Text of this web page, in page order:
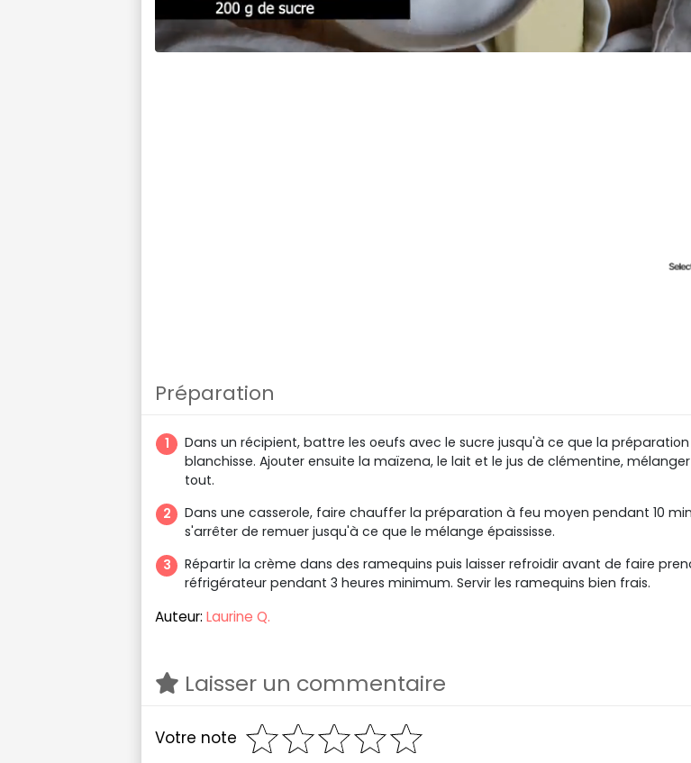
Préparation
Dans un récipient, battre les oeufs avec le sucre jusqu'à ce que la préparation
blanchisse. Ajouter ensuite la maïzena, le lait et le jus de clémentine,
tout.
Dans une casserole, faire chauffer la préparation à feu moyen pendant 10
s'arrêter de remuer jusqu'à ce que le mélange épaississe.
Répartir la crème dans des ramequins puis laisser refroidir avant de faire
réfrigérateur pendant 3 heures minimum. Servir les ramequins bien frais.
Auteur: Laurine Q.
Laisser un commentaire
Votre note